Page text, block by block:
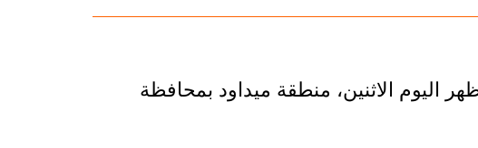
بعد ظهر اليوم الاثنين، منطقة ميداود بمحافظة